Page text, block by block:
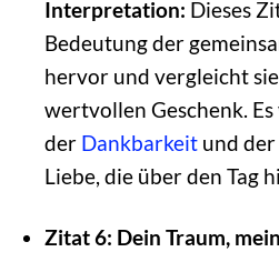
Interpretation: Dieses
Bedeutung der
hervor und vergleicht
wertvollen Geschenk.
der Dankbarkeitund der
Liebe, die über den Tag
Zitat 6: Dein Traum,